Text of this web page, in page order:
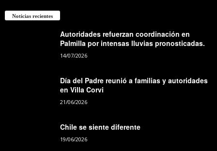
Noticias recientes
Autoridades refuerzan coordinación en
Palmilla por intensas lluvias pronosticadas.
14/07/2026
Día del Padre reunió a familias y autoridades
en Villa Corvi
21/06/2026
Chile se siente diferente
19/06/2026